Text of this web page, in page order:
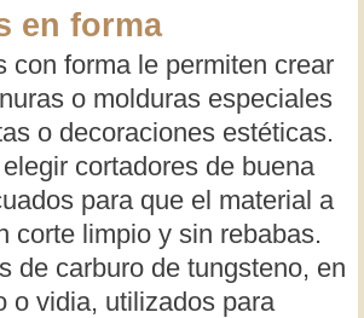
en forma
con forma le permiten crear
o molduras especiales
o decoraciones estéticas.
cortadores de buena
para que el material a
corte limpio y sin rebabas.
de carburo de tungsteno, en
o vidia, utilizados para